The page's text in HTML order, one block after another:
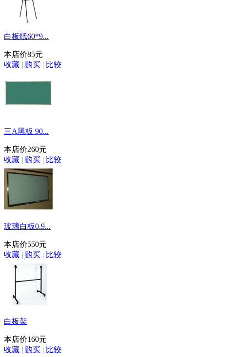
白板纸60*9...
本店价85元
收藏 | 购买 | 比较
三A黑板 90...
本店价260元
收藏 | 购买 | 比较
玻璃白板0.9...
本店价550元
收藏 | 购买 | 比较
白板架
本店价160元
收藏 | 购买 | 比较